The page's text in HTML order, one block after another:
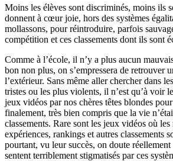
Moins les élèves sont discriminés, moins ils
donnent à cœur joie, hors des systèmes
mollassons, pour réintroduire, parfois
compétition et ces classements dont ils sont
Comme à l’école, il n’y a plus aucun
bon non plus, on s’empressera de retrouver
l’extérieur. Sans même aller chercher dans
tristes ou les plus violents, il n’est qu’à voir
jeux vidéos par nos chères têtes blondes
finalement, très bien compris que la vie
classements. Rare sont les jeux vidéos où
expériences, rankings et autres classements
pourtant, vu leur succès, on doute réellement
sentent terriblement stigmatisés par ces